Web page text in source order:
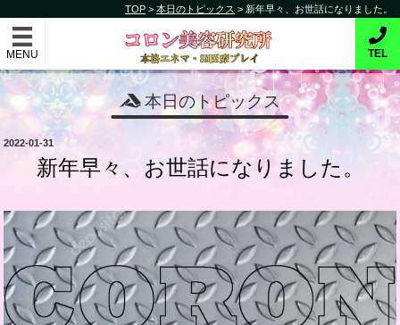
テ
ン
ツ
ス
TOP > 本日のトピックス > 新年早々、お世話になりました。
コロン美容研究所
本格的エネマ・SM医療プレイ TEL
本日のトピックス
投
2022-01-31
新年早々、お世話になりました。